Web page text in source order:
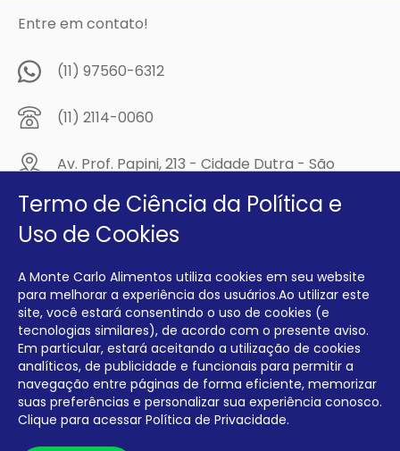
Entre em contato!
(11) 97560-6312
(11) 2114-0060
Av. Prof. Papini, 213 - Cidade Dutra - São
Compre na
MCA Virtual!
Siga a Monte Carlo Alimentos nas redes sociais!
INTERFRIOS COMÉRCIO DE FRIOS E LATICÍNIOS EIRELI CNPJ:
00.140.150/0001-09 INSCRIÇÃO ESTADUAL: 112.576.117.113
Termo de Ciência da Política e
Uso de Cookies
A Monte Carlo Alimentos utiliza cookies em seu website
para melhorar a experiência dos usuários.Ao utilizar este
site, você estará consentindo o uso de cookies (e
tecnologias similares), de acordo com o presente aviso.
Em particular, estará aceitando a utilização de cookies
analíticos, de publicidade e funcionais para permitir a
navegação entre páginas de forma eficiente, memorizar
suas preferências e personalizar sua experiência conosco.
Clique para acessar Política de Privacidade.